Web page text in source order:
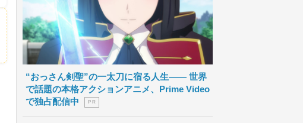
“おっさん剣聖”の一太刀に宿る人生―― 世界
で話題の本格アクションアニメ、Prime Video
で独占配信中
P R